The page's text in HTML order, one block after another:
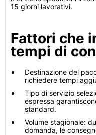
15 giorni lavorativi.
Fattori che
tempi di
Destinazione del
richiedere tempi
Tipo di servizio
espressa
standard.
Volume stagionale:
domanda, le